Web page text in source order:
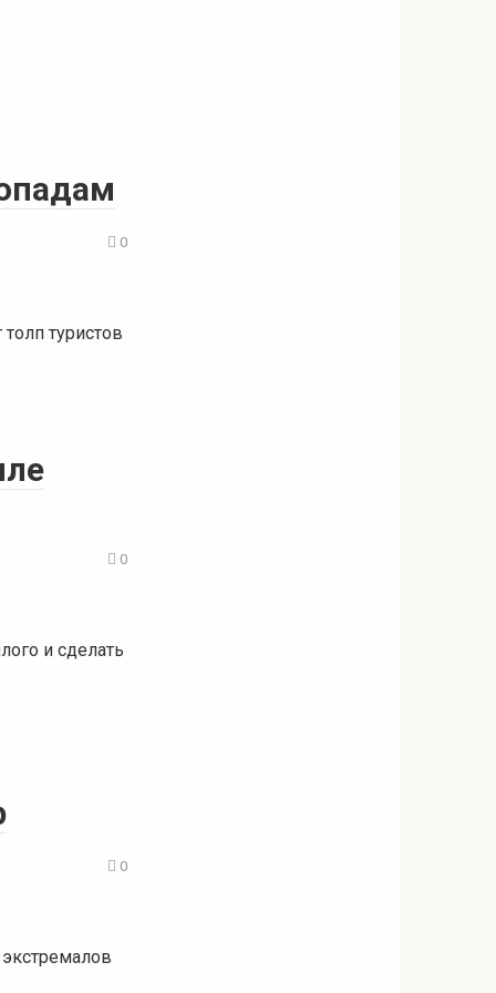
0
туристов
0
и сделать
0